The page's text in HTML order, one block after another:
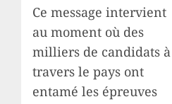
Ce message intervient
au moment où des
milliers de candidats à
travers le pays ont
entamé les épreuves